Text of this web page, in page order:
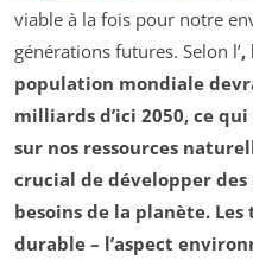
viable à la fois pour notre
générations futures. Selon l’,
population mondiale
milliards d’ici 2050, ce
sur nos ressources
crucial de développer
besoins de la planète.
durable – l’aspect